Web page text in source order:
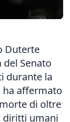
Duterte
Senato
durante la
ha affermato
di oltre
diritti umani